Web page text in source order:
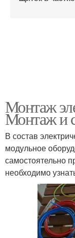
Монтаж
Монтаж и
В состав
модульное
самостоятельно
необходимо